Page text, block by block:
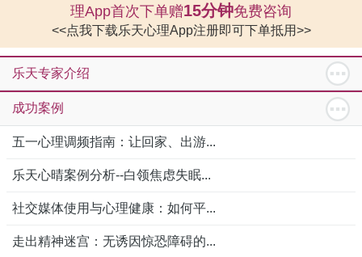
理App首次下单赠15分钟免费咨询
<<点我下载乐天心理App注册即可下单抵用>>
乐天专家介绍
成功案例
五一心理调频指南：让回家、出游...
乐天心晴案例分析--白领焦虑失眠...
社交媒体使用与心理健康：如何平...
走出精神迷宫：无诱因惊恐障碍的...